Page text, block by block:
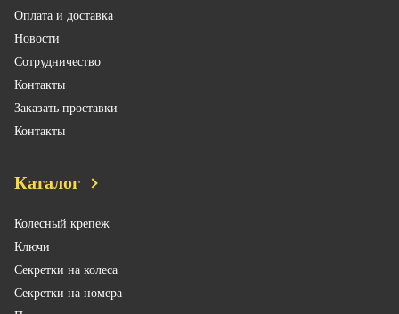
Оплата и доставка
Новости
Сотрудничество
Контакты
Заказать проставки
Контакты
Каталог
Колесный крепеж
Ключи
Секретки на колеса
Секретки на номера